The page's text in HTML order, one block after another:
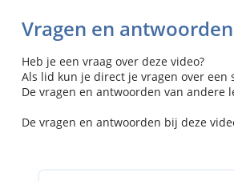
Vragen en antwoorden
Heb je een vraag over deze video?
Als lid kun je direct je vragen over
De vragen en antwoorden van
De vragen en antwoorden bij deze